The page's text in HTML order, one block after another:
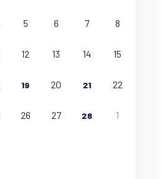
5 6 7 8
12 13 14 15
19 20 21 22
26 27 28 1